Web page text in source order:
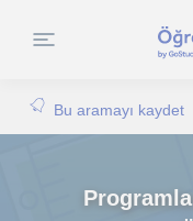
Bu aramayı kaydet